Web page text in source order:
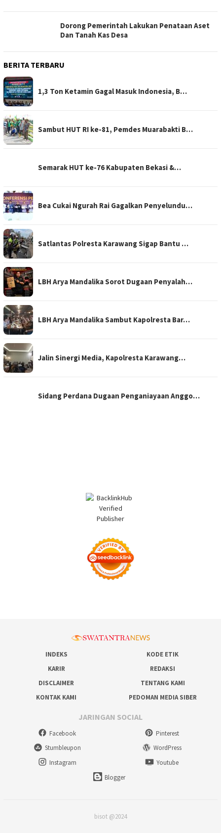
Dorong Pemerintah Lakukan Penataan Aset
Dan Tanah Kas Desa
BERITA TERBARU
1,3 Ton Ketamin Gagal Masuk Indonesia, B…
Sambut HUT RI ke-81, Pemdes Muarabakti B…
Semarak HUT ke-76 Kabupaten Bekasi &…
Bea Cukai Ngurah Rai Gagalkan Penyelundu…
Satlantas Polresta Karawang Sigap Bantu …
LBH Arya Mandalika Sorot Dugaan Penyalah…
LBH Arya Mandalika Sambut Kapolresta Bar…
Jalin Sinergi Media, Kapolresta Karawang…
Sidang Perdana Dugaan Penganiayaan Anggo…
INDEKS
KODE ETIK
KARIR
REDAKSI
DISCLAIMER
TENTANG KAMI
KONTAK KAMI
PEDOMAN MEDIA SIBER
JARINGAN SOCIAL
Facebook
Pinterest
Stumbleupon
WordPress
Instagram
Youtube
Blogger
bisot @2024